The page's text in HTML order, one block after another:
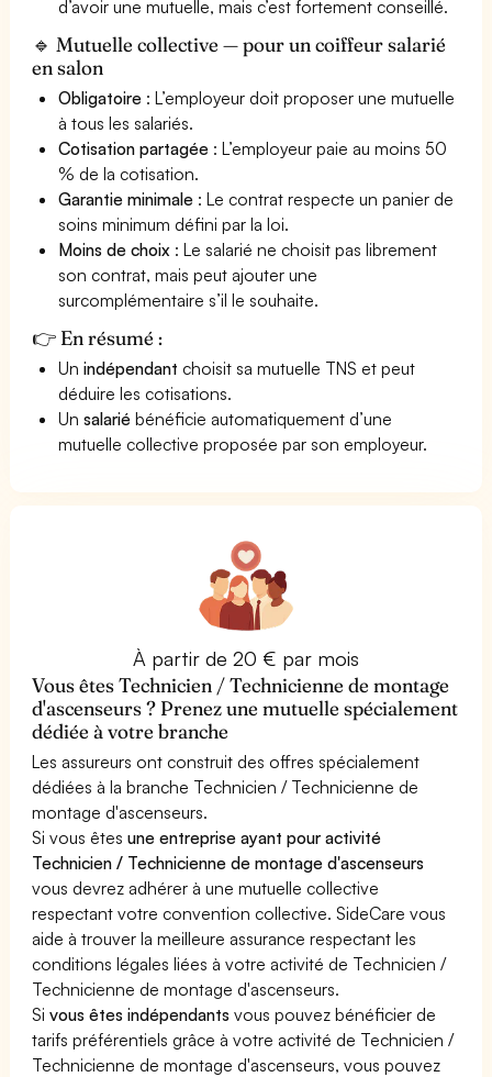
d’avoir une mutuelle, mais c’est fortement conseillé.
🔹 Mutuelle collective — pour un coiffeur salarié
en salon
Obligatoire : L’employeur doit proposer une mutuelle
à tous les salariés.
Cotisation partagée : L’employeur paie au moins 50
% de la cotisation.
Garantie minimale : Le contrat respecte un panier de
soins minimum défini par la loi.
Moins de choix : Le salarié ne choisit pas librement
son contrat, mais peut ajouter une
surcomplémentaire s’il le souhaite.
👉 En résumé :
Unindépendant choisit sa mutuelle TNS et peut
déduire les cotisations.
Unsalarié bénéficie automatiquement d’une
mutuelle collective proposée par son employeur.
À partir de 20 € par mois
Vous êtes Technicien / Technicienne de montage
d'ascenseurs ? Prenez une mutuelle spécialement
dédiée à votre branche
Les assureurs ont construit des offres spécialement
dédiées à la branche Technicien / Technicienne de
montage d'ascenseurs.
Si vous êtesune entreprise ayant pour activité
Technicien / Technicienne de montage d'ascenseurs
vous devrez adhérer à une mutuelle collective
respectant votre convention collective. SideCare vous
aide à trouver la meilleure assurance respectant les
conditions légales liées à votre activité de Technicien /
Technicienne de montage d'ascenseurs.
Sivous êtes indépendants vous pouvez bénéficier de
tarifs préférentiels grâce à votre activité de Technicien /
Technicienne de montage d'ascenseurs, vous pouvez